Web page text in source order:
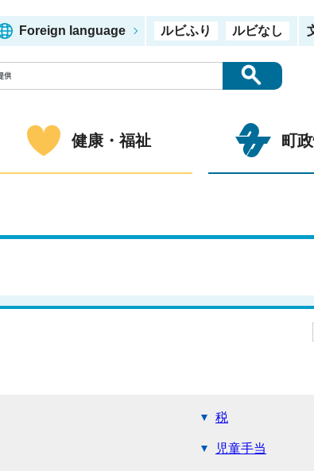
Foreign language ルビふり ルビなし
健康・福祉 町
税
児童手当